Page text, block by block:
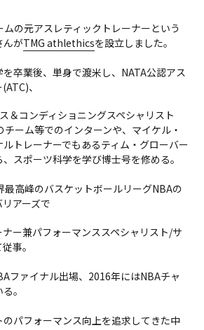
の元アスレティックトレーナーという
んがTMG athlethicsを設立しました。
卒業後、単身で渡米し、NATA公認アス
、
＆コンディショニングスペシャリスト
チーム等でのインターンや、マイケル・
トレーナーでもあるティム・グローバー
スポーツ科学を学び博士号を修める。
高峰のバスケットボールリーグNBAの
アーズで
ー兼パフォーマンススペシャリスト/サ
事。
ファイナル出場、2016年にはNBAチャ
。
パフォーマンス向上を追求してきた中